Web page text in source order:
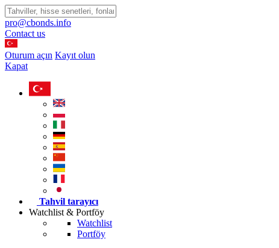
pro@cbonds.info
Contact us
Oturum açın Kayıt olun
Kapat
Tahvil tarayıcı
Watchlist & Portföy
Watchlist
Portföy